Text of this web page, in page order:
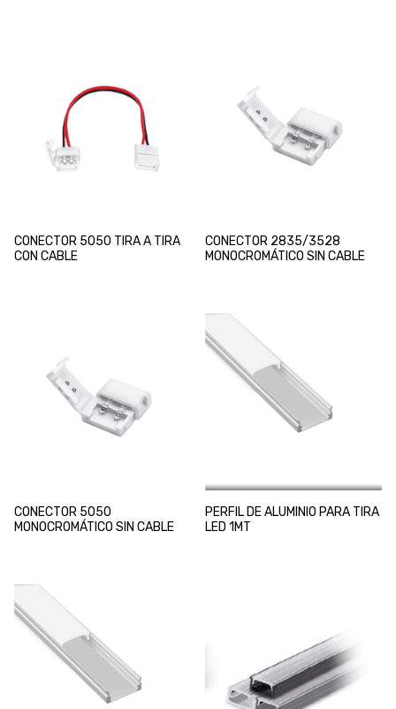
CONECTOR 5050 TIRA A TIRA
CON CABLE
CONECTOR 2835/3528
MONOCROMÁTICO SIN CABLE
CONECTOR 5050
MONOCROMÁTICO SIN CABLE
PERFIL DE ALUMINIO PARA TIRA
LED 1MT